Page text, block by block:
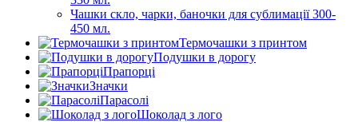
Чашки скло, чарки, баночки для сублимації 300-
450 мл.
Термочашки з принтом
Подушки в дорогу
Прапорці
Значки
Парасолі
Шоколад з лого